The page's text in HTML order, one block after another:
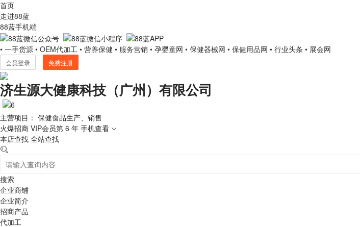
首页
走进88蓝
88蓝手机端
• 一手货源 • OEM代加工 • 营养保健 • 服务营销 • 孕婴童网 • 保健器械网 • 保健用品网 • 行业头条 • 展会网
会员登录 免费注册
济生源大健康科技（广州）有限公司
主营项目： 保健食品生产、销售
火爆招商 VIP会员第 6 年 手机查看
本店查找 全站查找
搜索
企业商铺
企业简介
招商产品
代加工